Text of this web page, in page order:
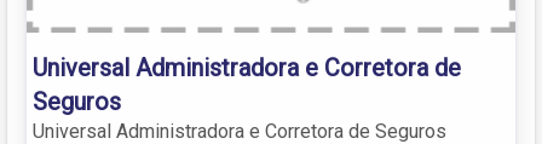
Universal Administradora e Corretora de
Seguros
Universal Administradora e Corretora de Seguros